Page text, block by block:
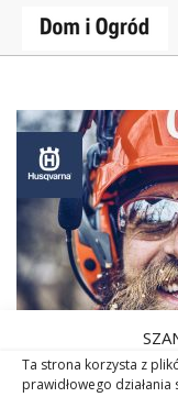
Ta strona korzysta z
prawidłowego